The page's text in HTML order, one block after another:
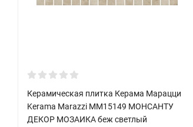
Керамическая плитка Керама Марацци
Kerama Marazzi MM15149 МОНСАНТУ
ДЕКОР МОЗАИКА беж светлый